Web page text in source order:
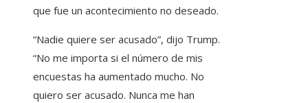
que fue un acontecimiento no deseado.
“Nadie quiere ser acusado”, dijo Trump.
“No me importa si el número de mis
encuestas ha aumentado mucho. No
quiero ser acusado. Nunca me han